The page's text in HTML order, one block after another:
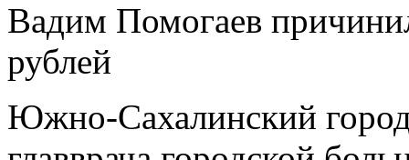
Вадим Помогаев
рублей
Южно-Сахалинский